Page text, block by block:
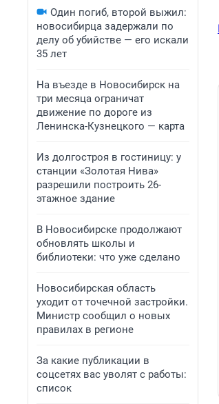
Один погиб, второй выжил:
новосибирца задержали по
делу об убийстве — его искали
35 лет
На въезде в Новосибирск на
три месяца ограничат
движение по дороге из
Ленинска-Кузнецкого — карта
Из долгостроя в гостиницу: у
станции «Золотая Нива»
разрешили построить 26-
этажное здание
В Новосибирске продолжают
обновлять школы и
библиотеки: что уже сделано
Новосибирская область
уходит от точечной застройки.
Министр сообщил о новых
правилах в регионе
За какие публикации в
соцсетях вас уволят с работы:
список